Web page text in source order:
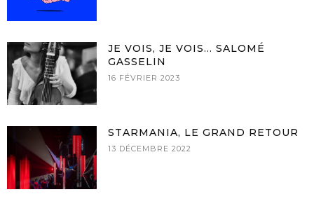
JE VOIS, JE VOIS… SALOMÉ
GASSELIN
16 FÉVRIER 2023
STARMANIA, LE GRAND RETOUR
13 DÉCEMBRE 2022